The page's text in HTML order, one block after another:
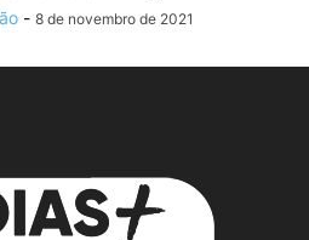
- 8 de novembro de 2021